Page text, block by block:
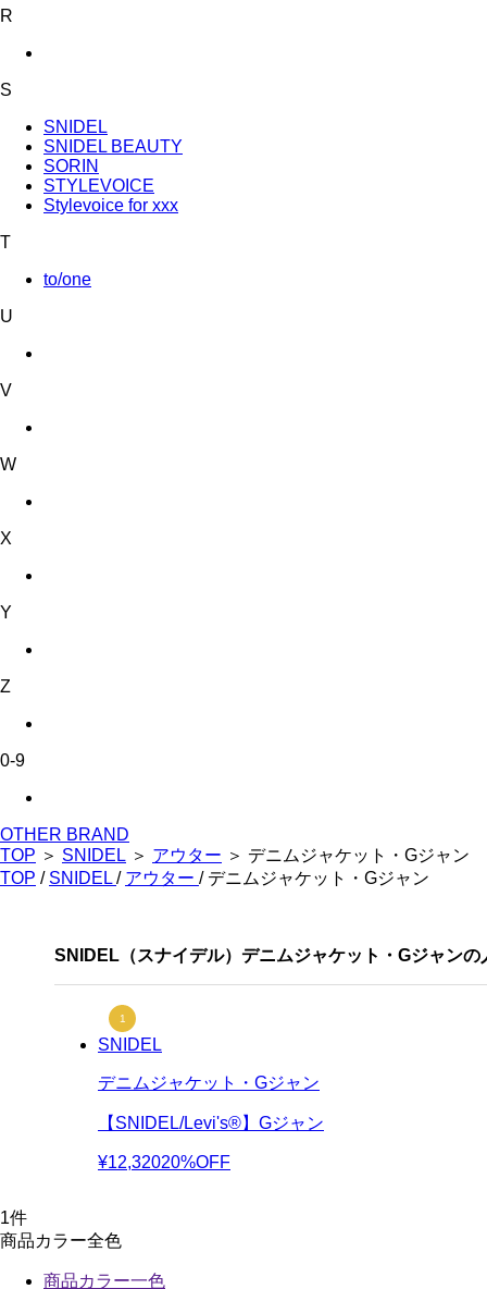
R
S
SNIDEL
SNIDEL BEAUTY
SORIN
STYLEVOICE
Stylevoice for xxx
T
to/one
U
V
W
X
Y
Z
0-9
OTHER BRAND
TOP ＞ SNIDEL ＞ アウター ＞ デニムジャケット・Gジャン
TOP / SNIDEL / アウター / デニムジャケット・Gジャン
SNIDEL（スナイデル）デニムジャケット・Gジャンの
SNIDEL
デニムジャケット・Gジャン
【SNIDEL/Levi's®】Gジャン
¥12,32020%OFF
1件
商品カラー全色
商品カラー一色